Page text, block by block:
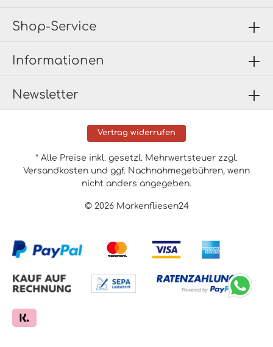
Newsletter
Shop-Service
Informationen
Vertrag widerrufen
© 2026 Markenfliesen24
* Alle Preise inkl. gesetzl. Mehrwertsteuer zzgl.
Versandkosten und ggf. Nachnahmegebühren, wenn
nicht anders angegeben.